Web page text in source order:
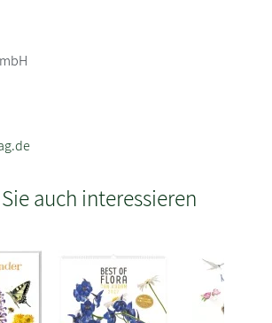
auch interessieren